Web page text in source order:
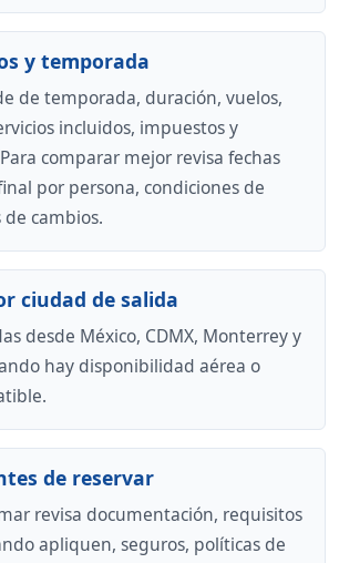
y temporada
de temporada, duración, vuelos,
incluidos, impuestos y
comparar mejor revisa fechas
por persona, condiciones de
cambios.
ciudad de salida
desde México, CDMX, Monterrey y
hay disponibilidad aérea o
de reservar
revisa documentación, requisitos
apliquen, seguros, políticas de